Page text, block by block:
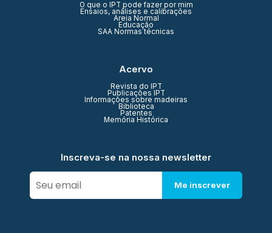
O que o IPT pode fazer por mim
Ensaios, análises e calibrações
Areia Normal
Educação
SAA Normas técnicas
Acervo
Revista do IPT
Publicações IPT
Informações sobre madeiras
Biblioteca
Patentes
Memória Histórica
Inscreva-se na nossa newsletter
Me inscrever